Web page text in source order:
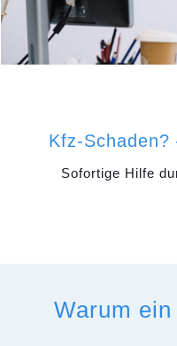
Kfz-Schaden?
Sofortige Hilfe
Warum